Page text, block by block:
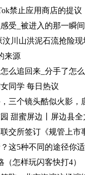
禁止应用商店的提议
川山洪泥石流抢险现
来源
么追回来_分手了怎
同学 每日热议
这5种不同的途径你
怎样玩闪客快打4）